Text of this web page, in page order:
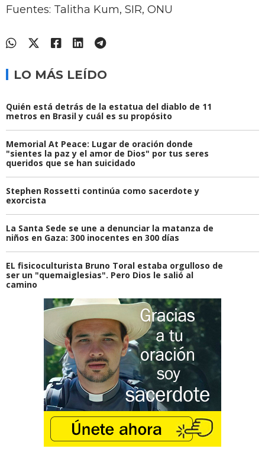
Fuentes: Talitha Kum, SIR, ONU
LO MÁS LEÍDO
Quién está detrás de la estatua del diablo de 11
metros en Brasil y cuál es su propósito
Memorial At Peace: Lugar de oración donde
"sientes la paz y el amor de Dios" por tus seres
queridos que se han suicidado
Stephen Rossetti continúa como sacerdote y
exorcista
La Santa Sede se une a denunciar la matanza de
niños en Gaza: 300 inocentes en 300 días
EL fisicoculturista Bruno Toral estaba orgulloso de
ser un "quemaiglesias". Pero Dios le salió al
camino